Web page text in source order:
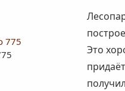
Это